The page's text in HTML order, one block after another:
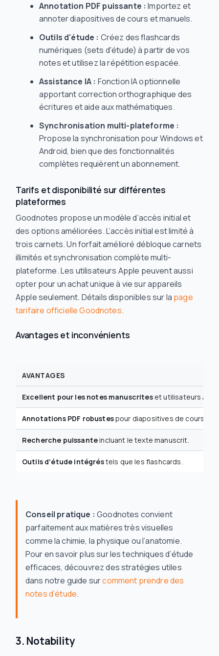
Annotation PDF puissante : Importez et
annoter diapositives de cours et manuels.
Outils d'étude : Créez des flashcards
numériques (sets d'étude) à partir de vos
notes et utilisez la répétition espacée.
Assistance IA : Fonction IA optionnelle
apportant correction orthographique des
écritures et aide aux mathématiques.
Synchronisation multi-plateforme :
Propose la synchronisation pour Windows et
Android, bien que des fonctionnalités
complètes requièrent un abonnement.
Tarifs et disponibilité sur différentes
plateformes
Goodnotes propose un modèle d’accès initial et
des options améliorées. L’accès initial est limité à
trois carnets. Un forfait amélioré débloque carnets
illimités et synchronisation complète multi-
plateforme. Les utilisateurs Apple peuvent aussi
opter pour un achat unique à vie sur appareils
Apple seulement. Détails disponibles sur la page
tarifaire officielle Goodnotes.
Avantages et inconvénients
AVANTAGES
Excellent pour les notes manuscriteset utilisateurs
Annotations PDF robustespour diapositives de cours.
Recherche puissanteincluant le texte manuscrit.
Outils d'étude intégréstels que les flashcards.
Conseil pratique : Goodnotes convient
parfaitement aux matières très visuelles
comme la chimie, la physique ou l’anatomie.
Pour en savoir plus sur les techniques d’étude
efficaces, découvrez des stratégies utiles
dans notre guide surcomment prendre des
notes d’étude.
3. Notability